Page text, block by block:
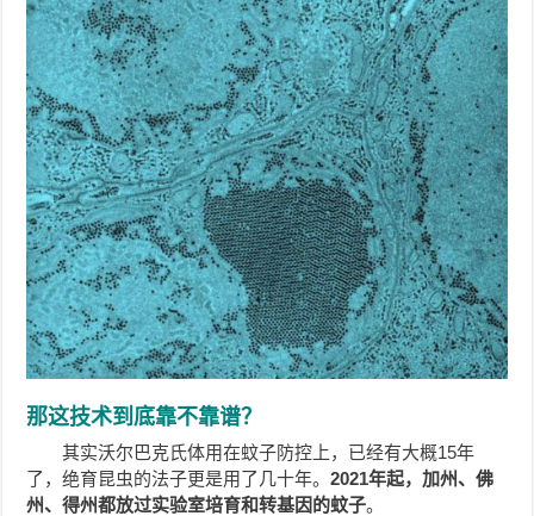
那这技术到底靠不靠谱？
其实沃尔巴克氏体用在蚊子防控上，已经有大概15年
了，绝育昆虫的法子更是用了几十年。2021年起，加州、佛
州、得州都放过实验室培育和转基因的蚊子。